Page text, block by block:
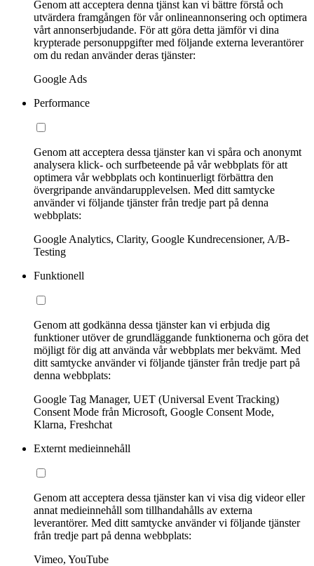
Genom att acceptera denna tjänst kan vi bättre förstå och
utvärdera framgången för vår onlineannonsering och optimera
vårt annonserbjudande. För att göra detta jämför vi dina
krypterade personuppgifter med följande externa leverantörer
om du redan använder deras tjänster:
Google Ads
Performance
Genom att acceptera dessa tjänster kan vi spåra och anonymt
analysera klick- och surfbeteende på vår webbplats för att
optimera vår webbplats och kontinuerligt förbättra den
övergripande användarupplevelsen. Med ditt samtycke
använder vi följande tjänster från tredje part på denna
webbplats:
Google Analytics, Clarity, Google Kundrecensioner, A/B-
Testing
Funktionell
Genom att godkänna dessa tjänster kan vi erbjuda dig
funktioner utöver de grundläggande funktionerna och göra det
möjligt för dig att använda vår webbplats mer bekvämt. Med
ditt samtycke använder vi följande tjänster från tredje part på
denna webbplats:
Google Tag Manager, UET (Universal Event Tracking)
Consent Mode från Microsoft, Google Consent Mode,
Klarna, Freshchat
Externt medieinnehåll
Genom att acceptera dessa tjänster kan vi visa dig videor eller
annat medieinnehåll som tillhandahålls av externa
leverantörer. Med ditt samtycke använder vi följande tjänster
från tredje part på denna webbplats:
Vimeo, YouTube